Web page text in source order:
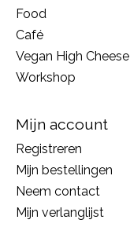
Food
Café
Vegan High Cheese
Workshop
Mijn account
Registreren
Mijn bestellingen
Neem contact
Mijn verlanglijst